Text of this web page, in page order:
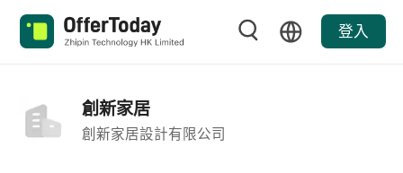
登入
創新家居
創新家居設計有限公司